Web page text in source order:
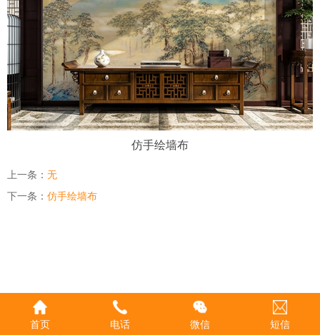
仿手绘墙布
上一条： 无
下一条： 仿手绘墙布
首页 电话 微信 短信